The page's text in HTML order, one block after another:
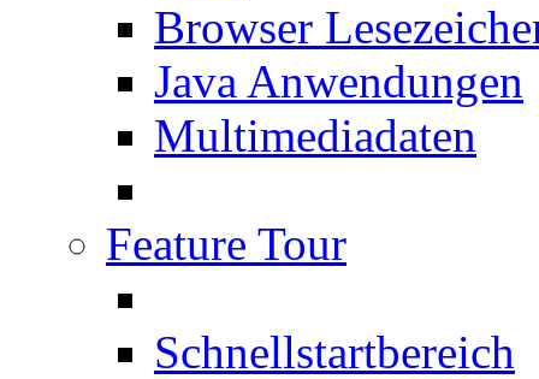
Browser
Java Anwendungen
Multimediadaten
Feature Tour
Schnellstartbereich